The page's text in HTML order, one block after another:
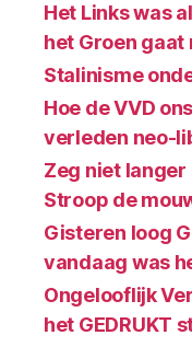
Het Links was
het Groen gaat
Stalinisme
Hoe de VVD
verleden neo-
Zeg niet langer
Stroop de
Gisteren loog
vandaag was
Ongelooflijk
het GEDRUKT